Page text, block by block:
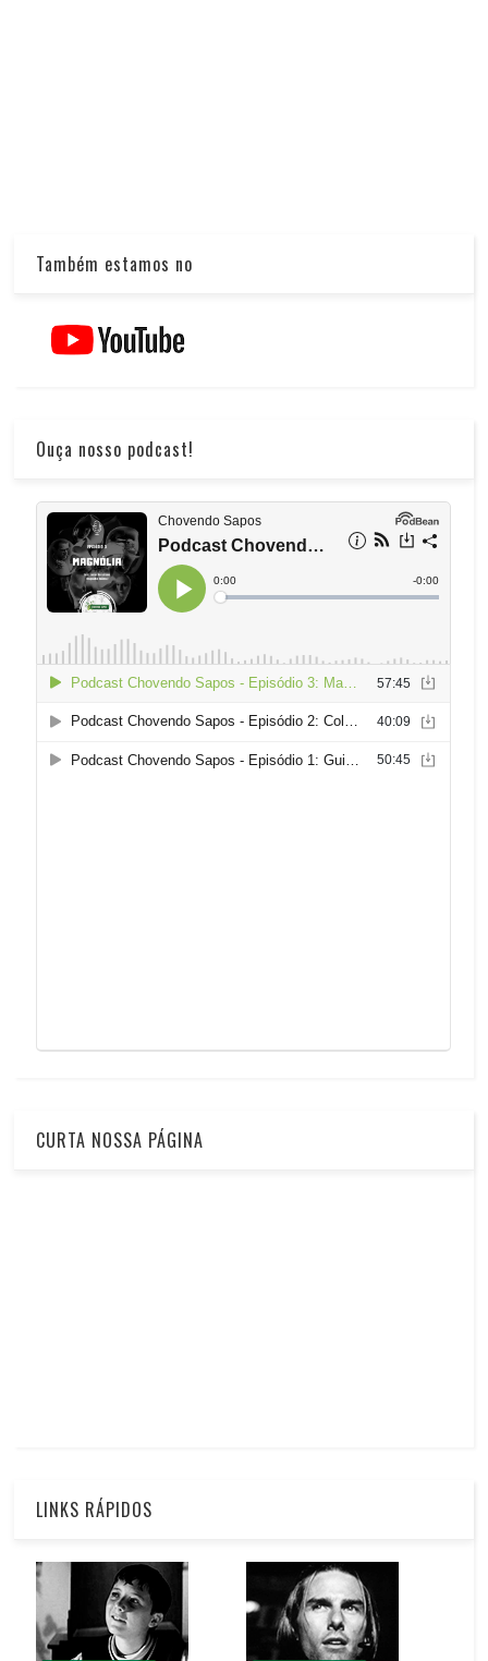
Também estamos no
Ouça nosso podcast!
CURTA NOSSA PÁGINA
LINKS RÁPIDOS